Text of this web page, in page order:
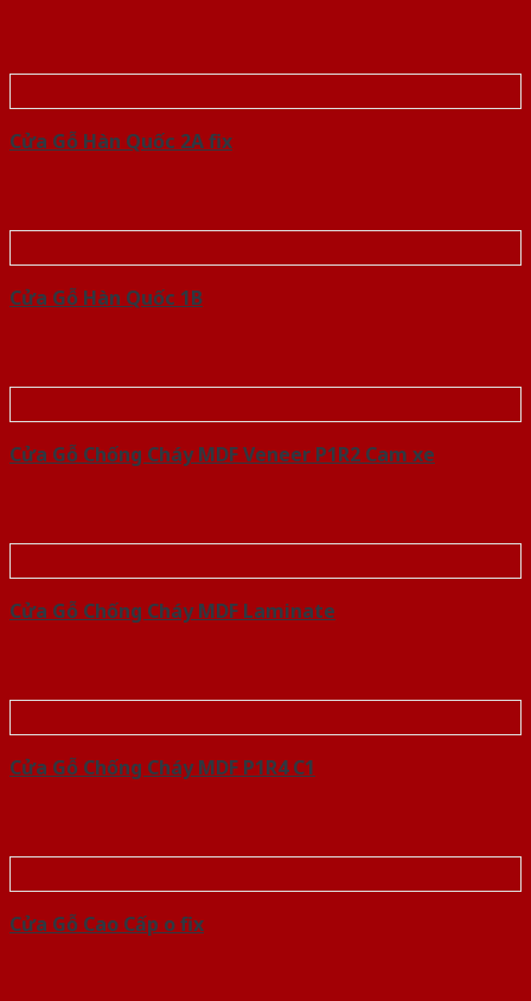
Cửa Gỗ Hàn Quốc 2A fix
Cửa Gỗ Hàn Quốc 1B
Cửa Gỗ Chống Cháy MDF Veneer P1R2 Cam xe
Cửa Gỗ Chống Cháy MDF Laminate
Cửa Gỗ Chống Cháy MDF P1R4 C1
Cửa Gỗ Cao Cấp o fix